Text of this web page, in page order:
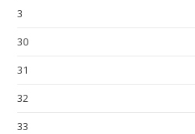
3
30
31
32
33